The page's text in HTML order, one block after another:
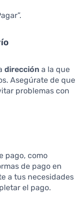
dirección a la que
Asegúrate de que
problemas con
pago, como
de pago en
a tus necesidades
el pago.